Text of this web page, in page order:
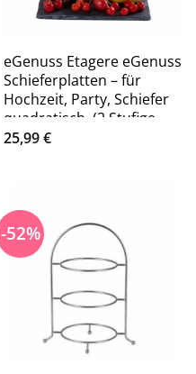
eGenuss Etagere eGenuss
Schieferplatten – für
Hochzeit, Party, Schiefer
quadratisch, (2 Stufige
Schiefer Etagere,
obere Etage 14x14cm)
25,99€
-52%